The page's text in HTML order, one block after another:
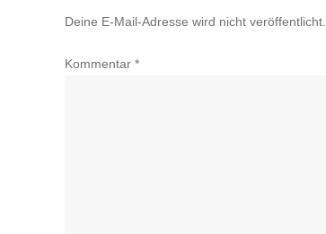
Deine E-Mail-Adresse wird nicht veröffentlicht.
Kommentar *